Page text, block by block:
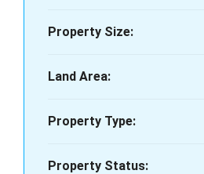
Property Size:
Land Area:
Property Type:
Property Status: